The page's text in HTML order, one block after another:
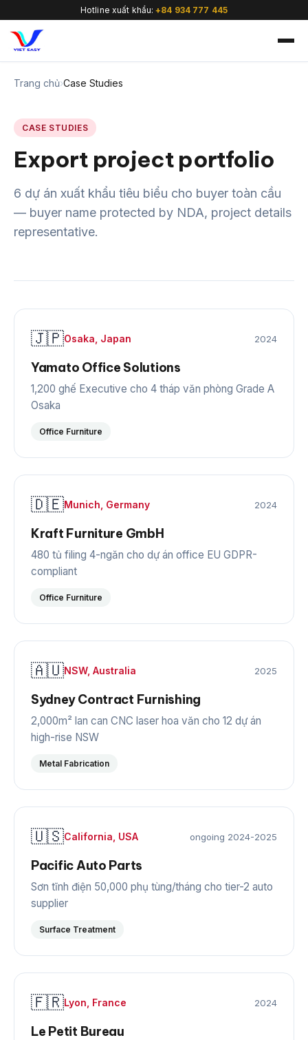
Hotline xuất khẩu:+84 934 777 445
Trang chủ›Case Studies
CASE STUDIES
Export project portfolio
6 dự án xuất khẩu tiêu biểu cho buyer toàn cầu
— buyer name protected by NDA, project details
representative.
🇯🇵Osaka, Japan 2024
Yamato Office Solutions
1,200 ghế Executive cho 4 tháp văn phòng Grade A
Osaka
Office Furniture
🇩🇪Munich, Germany 2024
Kraft Furniture GmbH
480 tủ filing 4-ngăn cho dự án office EU GDPR-
compliant
Office Furniture
🇦🇺NSW, Australia 2025
Sydney Contract Furnishing
2,000m² lan can CNC laser hoa văn cho 12 dự án
high-rise NSW
Metal Fabrication
🇺🇸California, USA ongoing 2024-2025
Pacific Auto Parts
Sơn tĩnh điện 50,000 phụ tùng/tháng cho tier-2 auto
supplier
Surface Treatment
🇫🇷Lyon, France 2024
Le Petit Bureau